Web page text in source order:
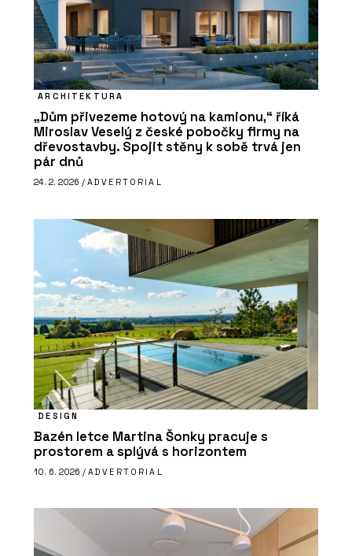
ARCHITEKTURA
„Dům přivezeme hotový na kamionu,“ říká
Miroslav Veselý z české pobočky firmy na
dřevostavby. Spojit stěny k sobě trvá jen
pár dnů
24. 2. 2026 / ADVERTORIAL
DESIGN
Bazén letce Martina Šonky pracuje s
prostorem a splývá s horizontem
10. 6. 2026 / ADVERTORIAL